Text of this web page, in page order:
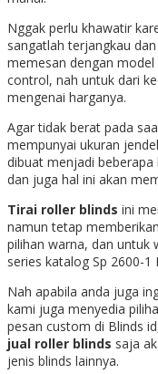
Nggak perlu khawatir
sangatlah terjangkau
memesan dengan
control, nah untuk dari
mengenai harganya.
Agar tidak berat pada
mempunyai ukuran
dibuat menjadi beberapa
dan juga hal ini akan
Tirai roller blinds ini
namun tetap
pilihan warna, dan untuk
series katalog Sp 2600-1
Nah apabila anda juga
kami juga menyedia
pesan custom di Blinds
jual roller blinds saja
jenis blinds lainnya.